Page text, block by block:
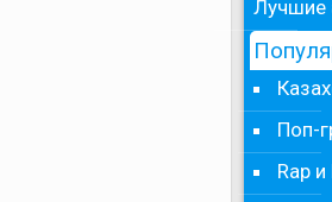
Лучшие
Поп-
Rap и